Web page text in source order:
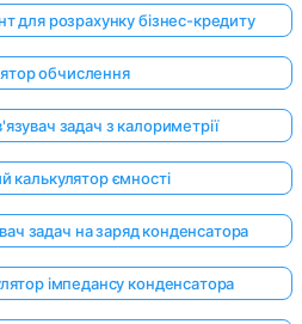
для розрахунку бізнес-кредиту
обчислення
задач з калориметрії
калькулятор ємності
задач на заряд конденсатора
імпедансу конденсатора